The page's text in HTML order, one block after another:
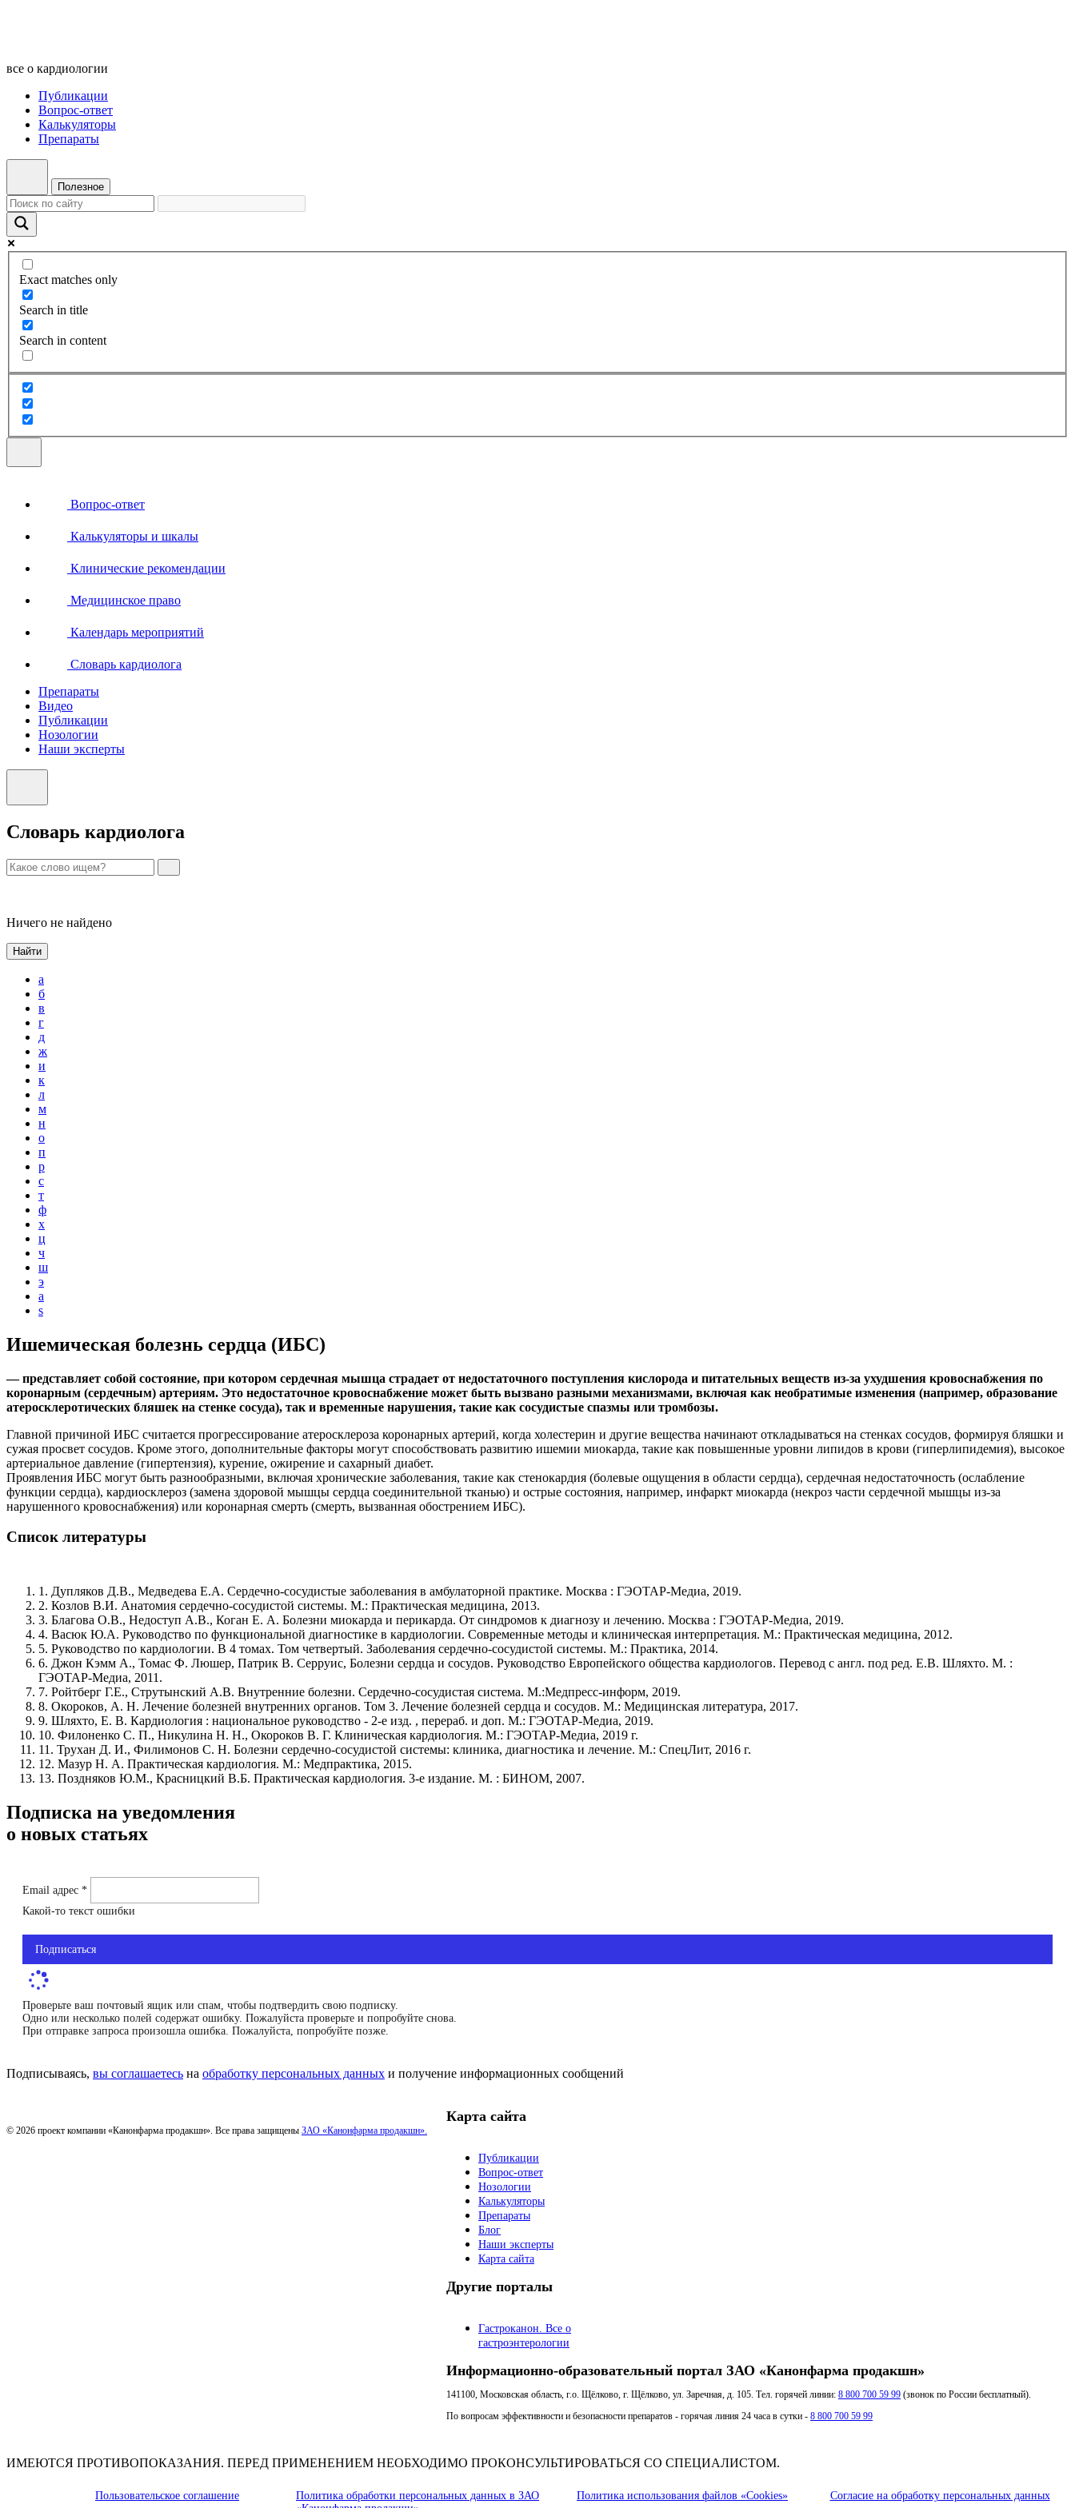
все о кардиологии
Публикации
Вопрос-ответ
Калькуляторы
Препараты
Полезное
Exact matches only
Search in title
Search in content
Вопрос-ответ
Калькуляторы и шкалы
Клинические рекомендации
Медицинское право
Календарь мероприятий
Словарь кардиолога
Препараты
Видео
Публикации
Нозологии
Наши эксперты
Словарь кардиолога
Ничего не найдено
Найти
а
б
в
г
д
ж
и
к
л
м
н
о
п
р
с
т
ф
х
ц
ч
ш
э
a
s
Ишемическая болезнь сердца (ИБС)
— представляет собой состояние, при котором сердечная мышца страдает от недостаточного поступления кислорода и питательных веществ из-за ухудшения кровоснабжения по
коронарным (сердечным) артериям. Это недостаточное кровоснабжение может быть вызвано разными механизмами, включая как необратимые изменения (например, образование
атеросклеротических бляшек на стенке сосуда), так и временные нарушения, такие как сосудистые спазмы или тромбозы.
Главной причиной ИБС считается прогрессирование атеросклероза коронарных артерий, когда холестерин и другие вещества начинают откладываться на стенках сосудов, формируя бляшки и
сужая просвет сосудов. Кроме этого, дополнительные факторы могут способствовать развитию ишемии миокарда, такие как повышенные уровни липидов в крови (гиперлипидемия), высокое
артериальное давление (гипертензия), курение, ожирение и сахарный диабет.
Проявления ИБС могут быть разнообразными, включая хронические заболевания, такие как стенокардия (болевые ощущения в области сердца), сердечная недостаточность (ослабление
функции сердца), кардиосклероз (замена здоровой мышцы сердца соединительной тканью) и острые состояния, например, инфаркт миокарда (некроз части сердечной мышцы из-за
нарушенного кровоснабжения) или коронарная смерть (смерть, вызванная обострением ИБС).
Список литературы
1. Дупляков Д.В., Медведева Е.А. Сердечно-сосудистые заболевания в амбулаторной практике. Москва : ГЭОТАР-Медиа, 2019.
2. Козлов В.И. Анатомия сердечно-сосудистой системы. М.: Практическая медицина, 2013.
3. Благова О.В., Недоступ А.В., Коган Е. А. Болезни миокарда и перикарда. От синдромов к диагнозу и лечению. Москва : ГЭОТАР-Медиа, 2019.
4. Васюк Ю.А. Руководство по функциональной диагностике в кардиологии. Современные методы и клиническая интерпретация. М.: Практическая медицина, 2012.
5. Руководство по кардиологии. В 4 томах. Том четвертый. Заболевания сердечно-сосудистой системы. М.: Практика, 2014.
6. Джон Кэмм А., Томас Ф. Люшер, Патрик В. Серруис, Болезни сердца и сосудов. Руководство Европейского общества кардиологов. Перевод с англ. под ред. Е.В. Шляхто. М. :
ГЭОТАР-Медиа, 2011.
7. Ройтберг Г.Е., Струтынский А.В. Внутренние болезни. Сердечно-сосудистая система. М.:Медпресс-информ, 2019.
8. Окороков, А. Н. Лечение болезней внутренних органов. Том 3. Лечение болезней сердца и сосудов. М.: Медицинская литература, 2017.
9. Шляхто, Е. В. Кардиология : национальное руководство - 2-е изд. , перераб. и доп. М.: ГЭОТАР-Медиа, 2019.
10. Филоненко С. П., Никулина Н. Н., Окороков В. Г. Клиническая кардиология. М.: ГЭОТАР-Медиа, 2019 г.
11. Трухан Д. И., Филимонов С. Н. Болезни сердечно-сосудистой системы: клиника, диагностика и лечение. М.: СпецЛит, 2016 г.
12. Мазур Н. А. Практическая кардиология. М.: Медпрактика, 2015.
13. Поздняков Ю.М., Красницкий В.Б. Практическая кардиология. 3-е издание. М. : БИНОМ, 2007.
Подписка на уведомления
о новых статьях
Email адрес *
Какой-то текст ошибки
Подписаться
Проверьте ваш почтовый ящик или спам, чтобы подтвердить свою подписку.
Одно или несколько полей содержат ошибку. Пожалуйста проверьте и попробуйте снова.
При отправке запроса произошла ошибка. Пожалуйста, попробуйте позже.
Подписываясь, вы соглашаетесь на обработку персональных данных и получение информационных сообщений
© 2026 проект компании «Канонфарма продакшн». Все права защищены ЗАО «Канонфарма продакшн».
Карта сайта
Публикации
Вопрос-ответ
Нозологии
Калькуляторы
Препараты
Блог
Наши эксперты
Карта сайта
Другие порталы
Гастроканон. Все о
гастроэнтерологии
Информационно-образовательный портал ЗАО «Канонфарма продакшн»
141100, Московская область, г.о. Щёлково, г. Щёлково, ул. Заречная, д. 105. Тел. горячей линии: 8 800 700 59 99 (звонок по России бесплатный).
По вопросам эффективности и безопасности препаратов - горячая линия 24 часа в сутки - 8 800 700 59 99
ИМЕЮТСЯ ПРОТИВОПОКАЗАНИЯ. ПЕРЕД ПРИМЕНЕНИЕМ НЕОБХОДИМО ПРОКОНСУЛЬТИРОВАТЬСЯ СО СПЕЦИАЛИСТОМ.
Пользовательское соглашение
Политика обработки персональных данных в ЗАО
Политика использования файлов «Cookies» Согласие на обработку персональных данных